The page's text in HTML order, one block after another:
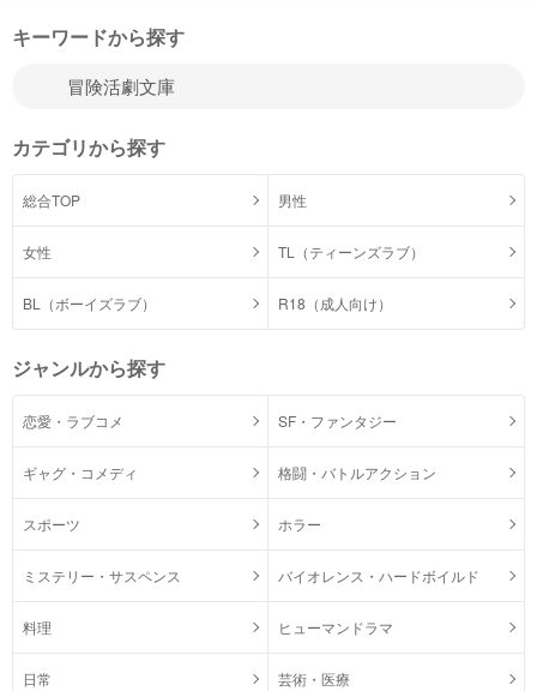
キーワードから探す
カテゴリから探す
総合TOP 男性
女性 TL（ティーンズラブ）
BL（ボーイズラブ） R18（成人向け）
ジャンルから探す
恋愛・ラブコメ SF・ファンタジー
ギャグ・コメディ 格闘・バトルアクション
スポーツ ホラー
ミステリー・サスペンス バイオレンス・ハードボイルド
料理 ヒューマンドラマ
日常 芸術・医療